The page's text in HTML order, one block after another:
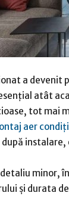
a devenit
atât
tot mai
aer
după
detaliu
și durata